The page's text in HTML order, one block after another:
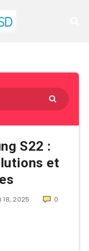
S22 :
et
18, 2025 0